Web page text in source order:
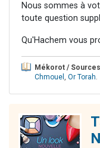
Nous sommes à
toute question
Qu'Hachem vous
Mékorot /
Chmouel , Or Torah.